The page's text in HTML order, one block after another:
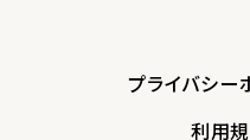
プライバシー
利用